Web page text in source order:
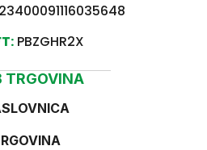
PBZGHR2X
TRGOVINA